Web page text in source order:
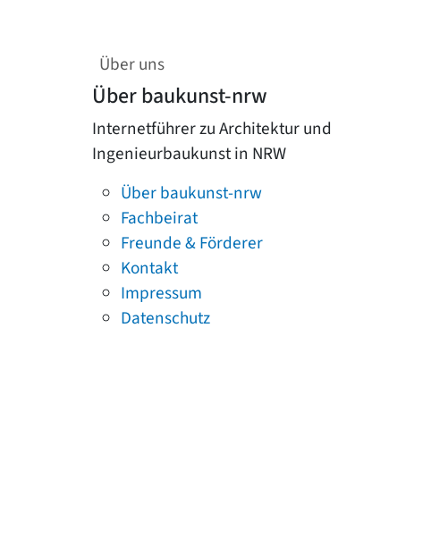
Über uns
Über baukunst-nrw
Internetführer zu Architektur und
Ingenieurbaukunst in NRW
Über baukunst-nrw
Fachbeirat
Freunde & Förderer
Kontakt
Impressum
Datenschutz